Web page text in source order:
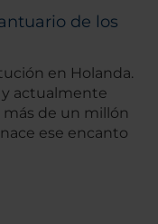
de los
en Holanda.
y actualmente
de un millón
ese encanto